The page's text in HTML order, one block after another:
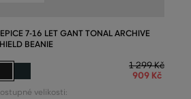
7-16 LET GANT TONAL ARCHIVE
BEANIE
1 299 Kč
909 Kč
velikosti: